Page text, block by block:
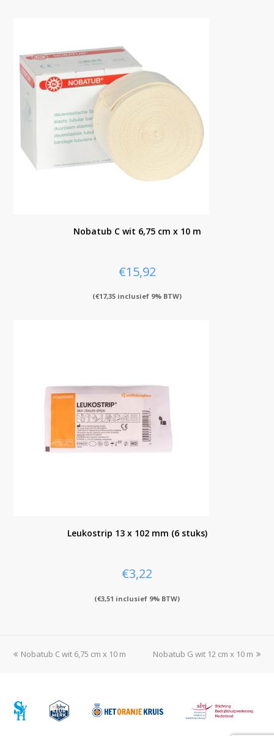
Nobatub C wit 6,75 cm x 10 m
€15,92
(€17,35 inclusief 9% BTW)
Leukostrip 13 x 102 mm (6 stuks)
€3,22
(€3,51 inclusief 9% BTW)
previous
Nobatub C wit 6,75 cm x 10 m
next
Nobatub G wit 12 cm x 10 m